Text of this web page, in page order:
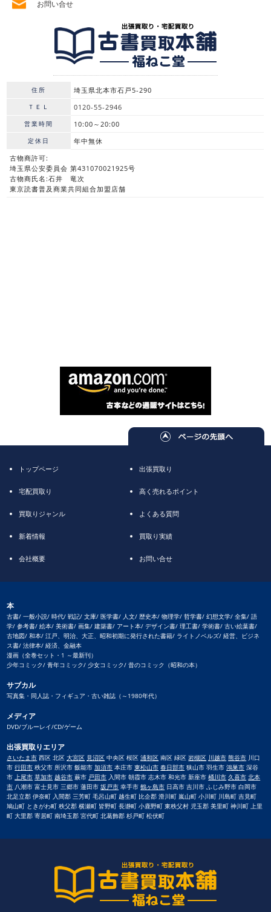
お問い合せ
住所 埼玉県北本市石戸5-290
ＴＥＬ 0120-55-2946
営業時間 10:00～20:00
定休日
年中無休
古物商許可:
埼玉県公安委員会 第431070021925号
古物商氏名:石井 竜次
東京読書普及商業共同組合加盟店舗
トップページ 出張買取り
宅配買取り 高く売れるポイント
買取りジャンル よくある質問
新着情報 買取り実績
会社概要 お問い合せ
本
古書/ 一般小説/ 時代/ 戦記/ 文庫/ 医学書/ 人文/ 歴史本/ 物理学/ 哲学書/ 幻想文学/ 全集/ 語
学/ 参考書/ 絵本/ 美術書/ 画集/ 建築書/ アート本/ デザイン書/ 理工書/ 学術書/ 古い絵葉書/
古地図/ 和本/ 江戸、明治、大正、昭和初期に発行された書籍/ ライトノベルズ/ 経営、ビジネ
ス書/ 法律本/ 経済、金融本
漫画（全巻セット・1 ～最新刊）
少年コミック/ 青年コミック/ 少女コミック/ 昔のコミック（昭和の本）
サブカル
写真集・同人誌・フィギュア・古い雑誌（～1980年代）
メディア
DVD/ブルーレイ/CD/ゲーム
出張買取りエリア
さいたま市 西区 北区大宮区 見沼区 中央区 桜区浦和区 南区 緑区岩槻区 川越市 熊谷市 川口
市行田市 秩父市 所沢市 飯能市加須市 本庄市東松山市 春日部市 狭山市 羽生市鴻巣市 深谷
市 上尾市 草加市 越谷市 蕨市 戸田市 入間市 朝霞市 志木市 和光市 新座市桶川市 久喜市 北本
市 八潮市 富士見市 三郷市 蓮田市坂戸市 幸手市鶴ヶ島市 日高市 吉川市 ふじみ野市 白岡市
北足立郡 伊奈町 入間郡 三芳町 毛呂山町 越生町 比企郡 滑川町 嵐山町 小川町 川島町 吉見町
鳩山町 ときがわ町 秩父郡 横瀬町 皆野町 長瀞町 小鹿野町 東秩父村 児玉郡 美里町 神川町 上里
町 大里郡 寄居町 南埼玉郡 宮代町 北葛飾郡 杉戸町 松伏町